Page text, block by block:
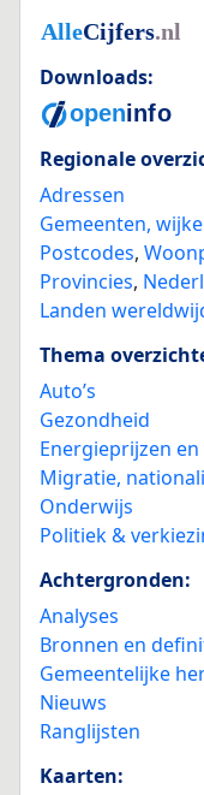
Downloads:
Regionale
Adressen
Gemeenten,
Postcodes,
Provincies,
Landen
Thema
Auto’s
Gezondheid
Energieprijzen
Migratie,
Onderwijs
Politiek &
Achtergronden:
Analyses
Bronnen en
Gemeentelijke
Nieuws
Ranglijsten
Kaarten: